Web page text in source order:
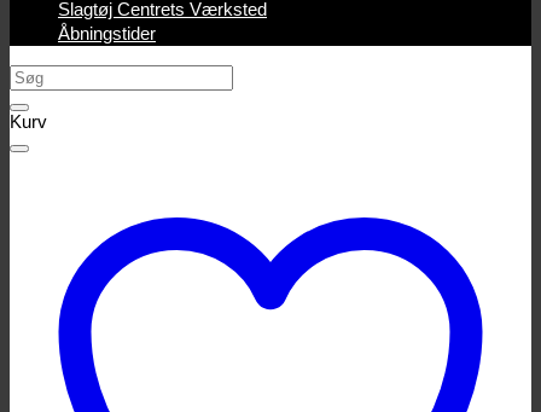
Slagtøj Centrets Værksted
Åbningstider
Søg
efter:
Kurv